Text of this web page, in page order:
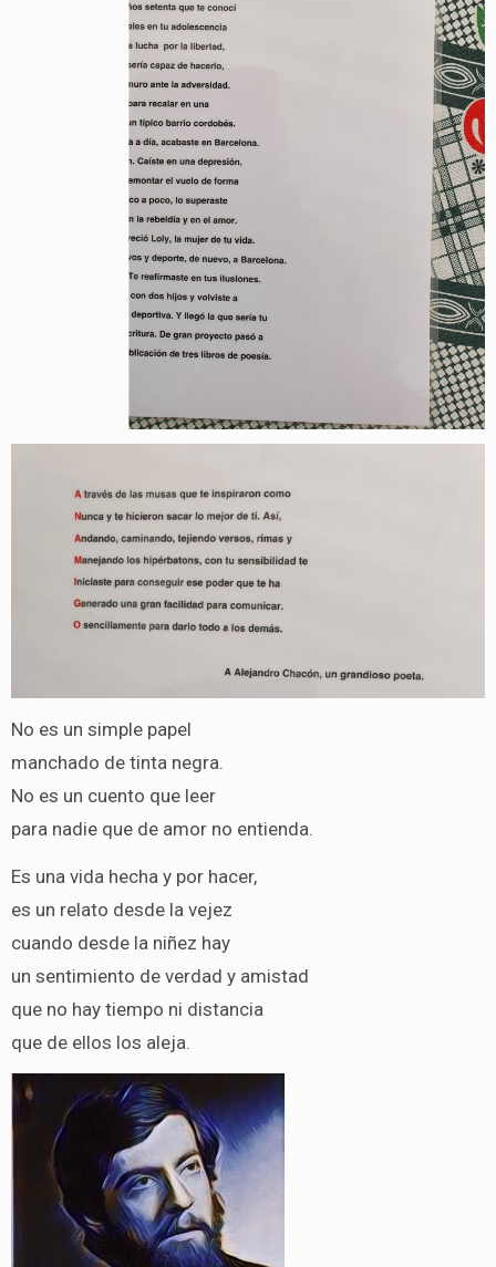
No es un simple papel
manchado de tinta negra.
No es un cuento que leer
para nadie que de amor no entienda.
Es una vida hecha y por hacer,
es un relato desde la vejez
cuando desde la niñez hay
un sentimiento de verdad y amistad
que no hay tiempo ni distancia
que de ellos los aleja.